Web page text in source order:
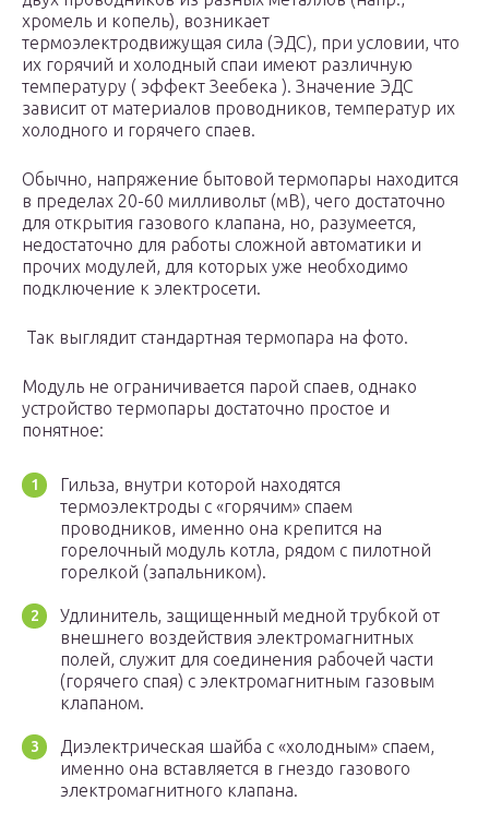
хромель и копель), возникает
термоэлектродвижущая сила (ЭДС), при условии, что
их горячий и холодный спаи имеют различную
температуру ( эффект Зеебека ). Значение ЭДС
зависит от материалов проводников, температур их
холодного и горячего спаев.
Обычно, напряжение бытовой термопары находится
в пределах 20-60 милливольт (мВ), чего достаточно
для открытия газового клапана, но, разумеется,
недостаточно для работы сложной автоматики и
прочих модулей, для которых уже необходимо
подключение к электросети.
Так выглядит стандартная термопара на фото.
Модуль не ограничивается парой спаев, однако
устройство термопары достаточно простое и
понятное:
Гильза, внутри которой находятся
термоэлектроды с «горячим» спаем
проводников, именно она крепится на
горелочный модуль котла, рядом с пилотной
горелкой (запальником).
Удлинитель, защищенный медной трубкой от
внешнего воздействия электромагнитных
полей, служит для соединения рабочей части
(горячего спая) с электромагнитным газовым
клапаном.
Диэлектрическая шайба с «холодным» спаем,
именно она вставляется в гнездо газового
электромагнитного клапана.